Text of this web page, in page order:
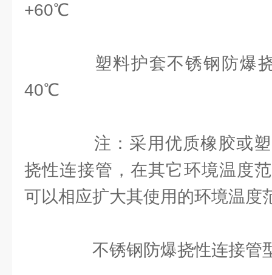
+60℃
塑料护套不锈钢防爆挠
40℃
注：采用优质橡胶或塑
挠性连接管，在其它环境温度
可以相应扩大其使用的环境温度
不锈钢防爆挠性连接管